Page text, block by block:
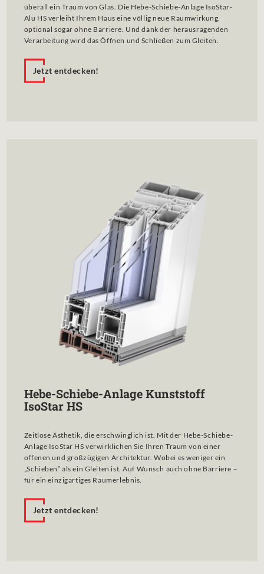
überall ein Traum von Glas. Die Hebe-Schiebe-Anlage IsoStar-
Alu HS verleiht Ihrem Haus eine völlig neue Raumwirkung,
optional sogar ohne Barriere. Und dank der herausragenden
Verarbeitung wird das Öffnen und Schließen zum Gleiten.
Jetzt entdecken!
Hebe-Schiebe-Anlage Kunststoff
IsoStar HS
Zeitlose Ästhetik, die erschwinglich ist. Mit der Hebe-Schiebe-
Anlage IsoStar HS verwirklichen Sie Ihren Traum von einer
offenen und großzügigen Architektur. Wobei es weniger ein
„Schieben“ als ein Gleiten ist. Auf Wunsch auch ohne Barriere –
für ein einzigartiges Raumerlebnis.
Jetzt entdecken!